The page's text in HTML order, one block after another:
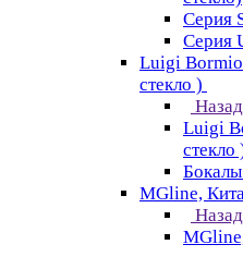
Серия
Серия
Luigi
стекло )
Назад
Luigi
стекло
MGline,
Назад